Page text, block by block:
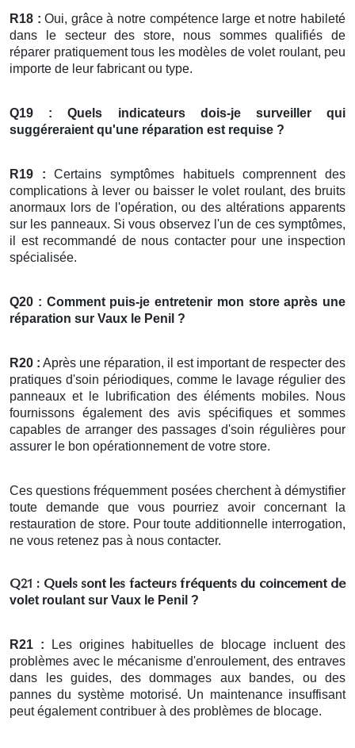
R18 : Oui, grâce à notre compétence large et notre habileté
dans le secteur des store, nous sommes qualifiés de
réparer pratiquement tous les modèles de volet roulant, peu
importe de leur fabricant ou type.
Q19 : Quels indicateurs dois-je surveiller qui
suggéreraient qu'une réparation est requise ?
R19 : Certains symptômes habituels comprennent des
complications à lever ou baisser le volet roulant, des bruits
anormaux lors de l'opération, ou des altérations apparents
sur les panneaux. Si vous observez l'un de ces symptômes,
il est recommandé de nous contacter pour une inspection
spécialisée.
Q20 : Comment puis-je entretenir mon storeaprès une
réparation sur Vaux le Penil ?
R20 : Après une réparation, il est important de respecter des
pratiques d'soin périodiques, comme le lavage régulier des
panneaux et le lubrification des éléments mobiles. Nous
fournissons également des avis spécifiques et sommes
capables de arranger des passages d'soin régulières pour
assurer le bon opérationnement de votre store.
Ces questions fréquemment posées cherchent à démystifier
toute demande que vous pourriez avoir concernant la
restauration de store. Pour toute additionnelle interrogation,
ne vous retenez pas à nous contacter.
Q21 : Quels sont les facteurs fréquents du coincement de
volet roulant sur Vaux le Penil ?
R21 : Les origines habituelles de blocage incluent des
problèmes avec le mécanisme d'enroulement, des entraves
dans les guides, des dommages aux bandes, ou des
pannes du système motorisé. Un maintenance insuffisant
peut également contribuer à des problèmes de blocage.